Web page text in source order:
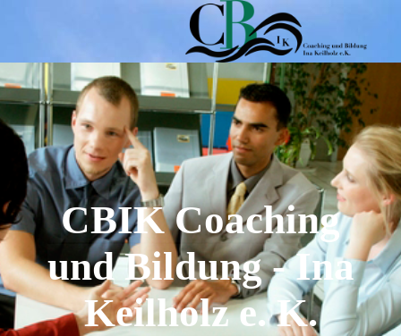
CBIK Coaching
und Bildung - Ina
Keilholz e. K.